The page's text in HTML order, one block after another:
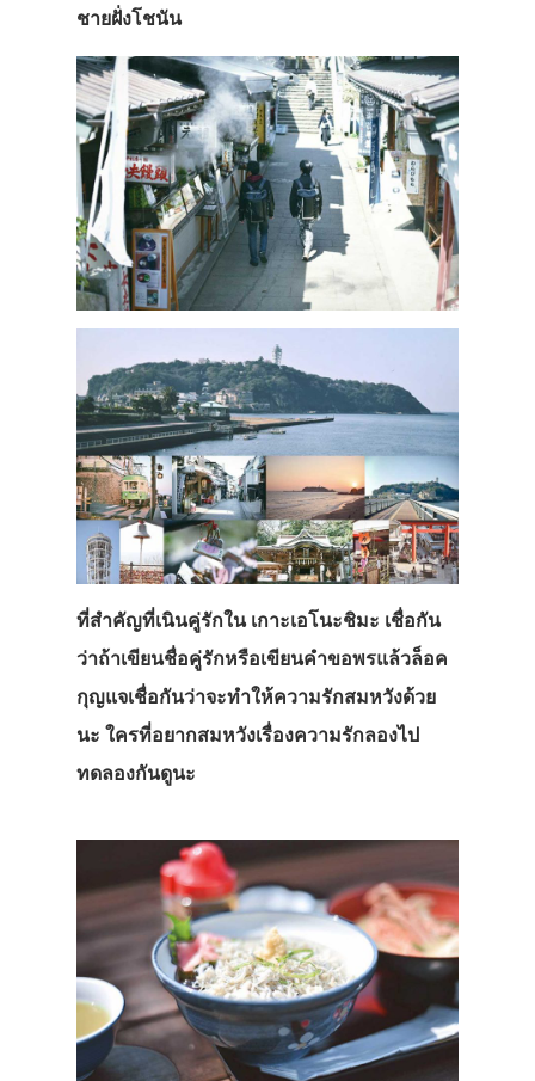
ชายฝั่งโชนัน
ที่สำคัญที่เนินคู่รักใน เกาะเอโนะชิมะ เชื่อกัน
ว่าถ้าเขียนชื่อคู่รักหรือเขียนคำขอพรแล้วล็อค
กุญแจเชื่อกันว่าจะทำให้ความรักสมหวังด้วย
นะ ใครที่อยากสมหวังเรื่องความรักลองไป
ทดลองกันดูนะ
เที่ยวญี่ปุ่นด้ว
เอง
รถบัส
เดินทาง
ทัวร์